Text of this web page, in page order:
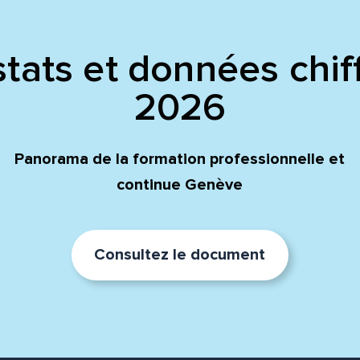
et données
2026
Panorama de la formation professionnelle et
continue Genève
Consultez le document